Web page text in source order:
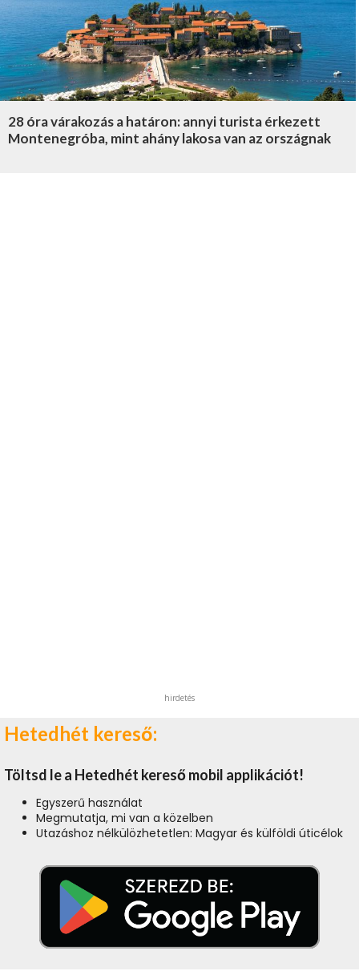
28 óra várakozás a határon: annyi turista érkezett
Montenegróba, mint ahány lakosa van az országnak
hirdetés
Hetedhét kereső:
Töltsd le a Hetedhét kereső mobil applikációt!
Egyszerű használat
Megmutatja, mi van a közelben
Utazáshoz nélkülözhetetlen: Magyar és külföldi úticélok